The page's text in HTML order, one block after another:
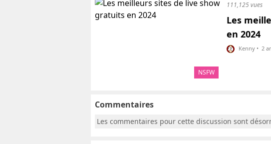
NSFW
111,125 vues
Les
en 2024
Kenny • 2
Commentaires
Les commentaires pour cette discussion sont